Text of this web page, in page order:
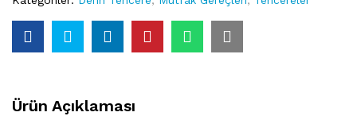
Ürün Açıklaması